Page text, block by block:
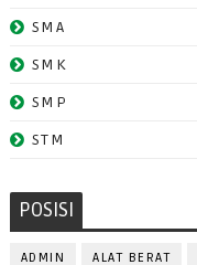
SMA
SMK
SMP
STM
POSISI
ADMIN ALAT BERAT